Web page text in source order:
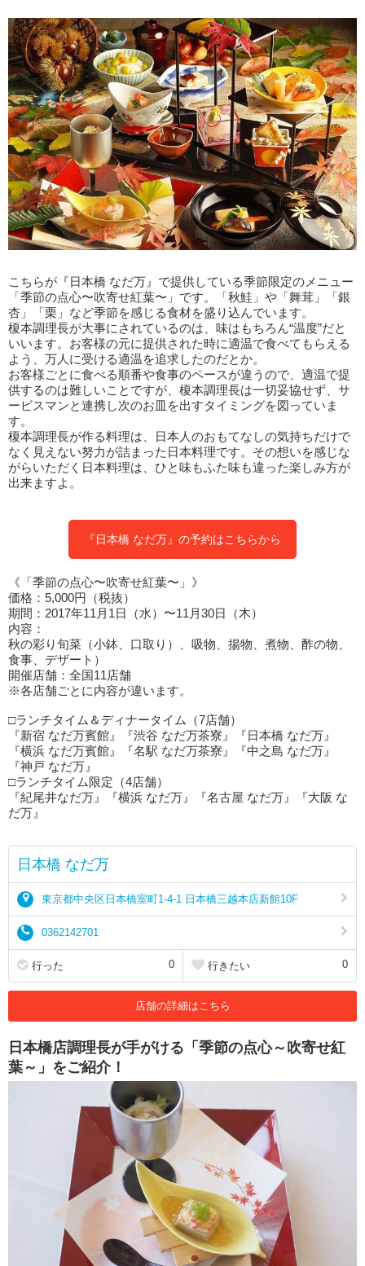
こちらが『日本橋 なだ万』で提供している季節限定のメニュー
「季節の点心〜吹寄せ紅葉〜」です。「秋鮭」や「舞茸」「銀
杏」「栗」など季節を感じる食材を盛り込んでいます。
榎本調理長が大事にされているのは、味はもちろん“温度”だと
いいます。お客様の元に提供された時に適温で食べてもらえる
よう、万人に受ける適温を追求したのだとか。
お客様ごとに食べる順番や食事のペースが違うので、適温で提
供するのは難しいことですが、榎本調理長は一切妥協せず、サ
ービスマンと連携し次のお皿を出すタイミングを図っていま
す。
榎本調理長が作る料理は、日本人のおもてなしの気持ちだけで
なく見えない努力が詰まった日本料理です。その想いを感じな
がらいただく日本料理は、ひと味もふた味も違った楽しみ方が
出来ますよ。
『日本橋 なだ万』の予約はこちらから
《「季節の点心〜吹寄せ紅葉〜」》
価格：5,000円（税抜）
期間：2017年11月1日（水）〜11月30日（木）
内容：
秋の彩り旬菜（小鉢、口取り）、吸物、揚物、煮物、酢の物、
食事、デザート）
開催店舗：全国11店舗
※各店舗ごとに内容が違います。
□ランチタイム＆ディナータイム（7店舗）
『新宿 なだ万賓館』『渋谷 なだ万茶寮』『日本橋 なだ万』
『横浜 なだ万賓館』『名駅 なだ万茶寮』『中之島 なだ万』
『神戸 なだ万』
□ランチタイム限定（4店舗）
『紀尾井なだ万』『横浜 なだ万』『名古屋 なだ万』『大阪 な
だ万』
日本橋 なだ万
東京都中央区日本橋室町1-4-1 日本橋三越本店新館10F
0362142701
行った 0 行きたい 0
店舗の詳細はこちら
日本橋店調理長が手がける「季節の点心～吹寄せ紅
葉～」をご紹介！